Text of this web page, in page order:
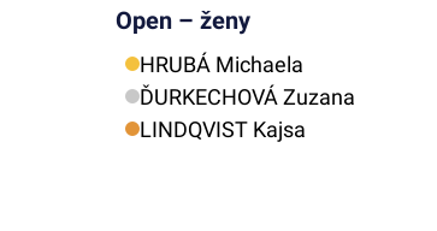
Open – ženy
HRUBÁ Michaela
ĎURKECHOVÁ Zuzana
LINDQVIST Kajsa